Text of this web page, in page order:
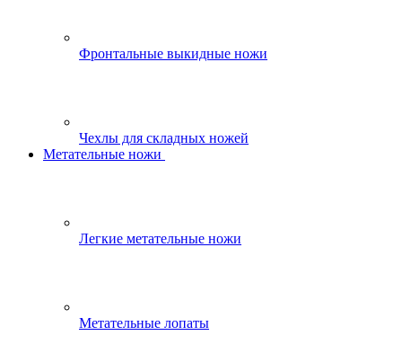
Фронтальные выкидные ножи
Чехлы для складных ножей
Метательные ножи
Легкие метательные ножи
Метательные лопаты